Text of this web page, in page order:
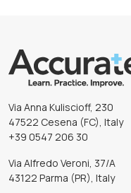
Via Anna Kuliscioff, 230
47522 Cesena (FC), Italy
+39 0547 206 30
Via Alfredo Veroni, 37/A
43122 Parma (PR), Italy